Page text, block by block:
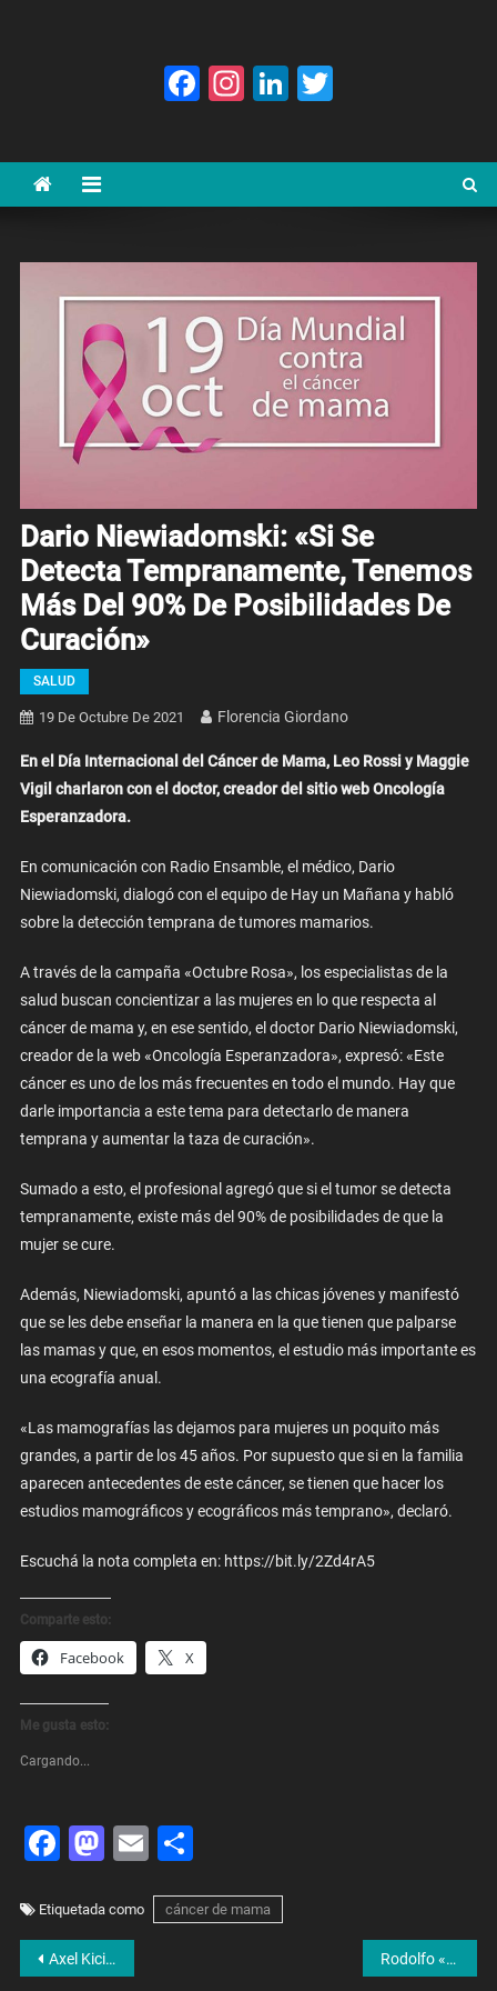
Facebook
Instagram
LinkedIn
Dario Niewiadomski: «Si Se
Detecta Tempranamente, Tenemos
Más Del 90% De Posibilidades De
Curación»
SALUD
19 De Octubre De 2021 Florencia Giordano
En el Día Internacional del Cáncer de Mama, Leo Rossi y Maggie
Vigil charlaron con el doctor, creador del sitio web Oncología
Esperanzadora.
En comunicación con Radio Ensamble, el médico, Dario
Niewiadomski, dialogó con el equipo de Hay un Mañana y habló
sobre la detección temprana de tumores mamarios.
A través de la campaña «Octubre Rosa», los especialistas de la
salud buscan concientizar a las mujeres en lo que respecta al
cáncer de mama y, en ese sentido, el doctor Dario Niewiadomski,
creador de la web «Oncología Esperanzadora», expresó: «Este
cáncer es uno de los más frecuentes en todo el mundo. Hay que
darle importancia a este tema para detectarlo de manera
temprana y aumentar la taza de curación».
Sumado a esto, el profesional agregó que si el tumor se detecta
tempranamente, existe más del 90% de posibilidades de que la
mujer se cure.
Además, Niewiadomski, apuntó a las chicas jóvenes y manifestó
que se les debe enseñar la manera en la que tienen que palparse
las mamas y que, en esos momentos, el estudio más importante es
una ecografía anual.
«Las mamografías las dejamos para mujeres un poquito más
grandes, a partir de los 45 años. Por supuesto que si en la familia
aparecen antecedentes de este cáncer, se tienen que hacer los
estudios mamográficos y ecográficos más temprano», declaró.
Escuchá la nota completa en: https://bit.ly/2Zd4rA5
Comparte esto:
Facebook X
Me gusta esto:
Cargando...
Facebook
Mastodon
EmailShare
Etiquetada como cáncer de mama
Navegación
Axel Kicillof: «Estamos transformando a la Policía para evitar que se cometan más crímenes» Rodolfo «Alacrán» Samsó: «No puedo creer como se fueron dando las cosas para tener continuidad»